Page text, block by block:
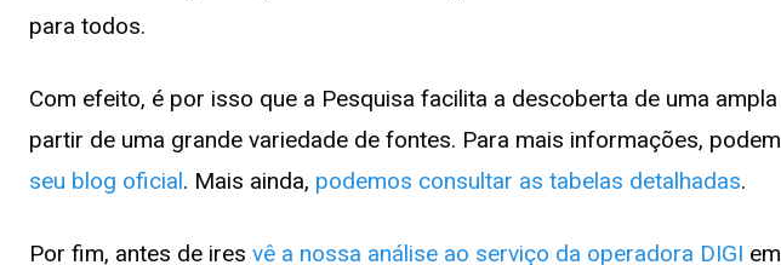
para todos.
Com efeito, é por isso que a Pesquisa facilita a descoberta de uma
partir de uma grande variedade de fontes. Para mais informações,
seu blog oficial. Mais ainda, podemos consultar as tabelas detalhadas.
Por fim, antes de ires vê a nossa análise ao serviço da operadora DIGI